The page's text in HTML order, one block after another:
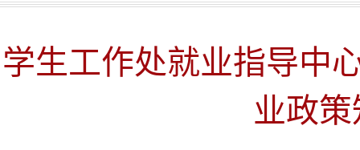
学生工作处就业指导中
业政